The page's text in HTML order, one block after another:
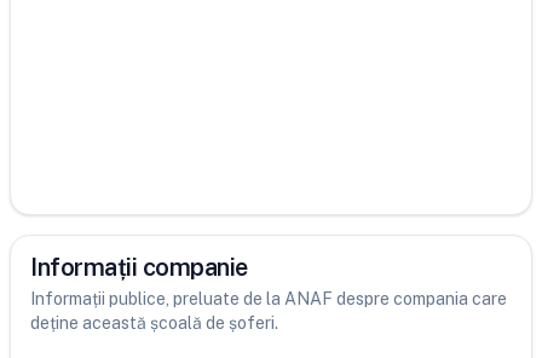
Informații companie
Informații publice, preluate de la ANAF despre compania care
deține această școală de șoferi.